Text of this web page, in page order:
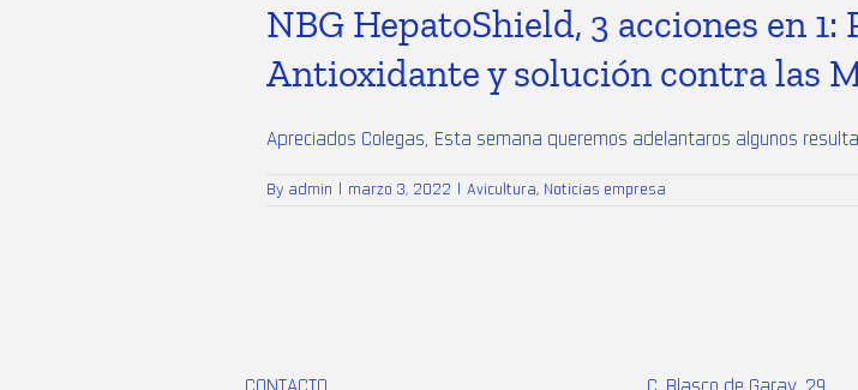
NBG HepatoShield, 3 acciones en
Antioxidante y solución contra las
Apreciados Colegas, Esta semana queremos adelantaros algunos
By admin marzo 3, 2022 Avicultura, Noticias empresa